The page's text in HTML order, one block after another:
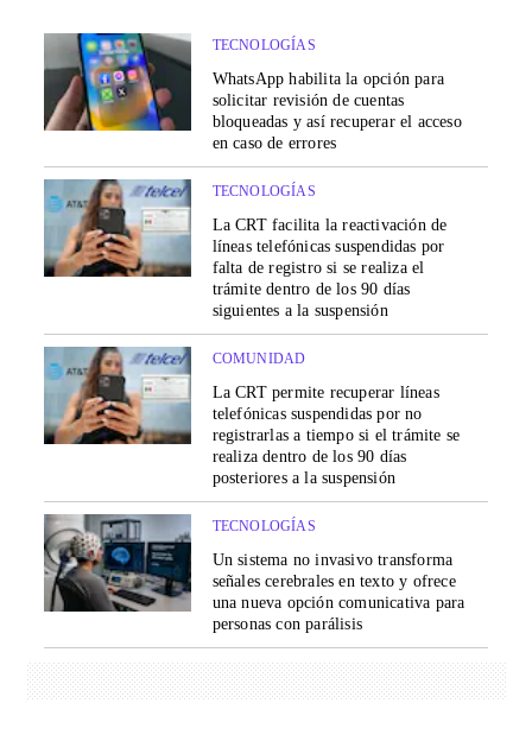
TECNOLOGÍAS
WhatsApp habilita la opción para
solicitar revisión de cuentas
bloqueadas y así recuperar el acceso
en caso de errores
TECNOLOGÍAS
La CRT facilita la reactivación de
líneas telefónicas suspendidas por
falta de registro si se realiza el
trámite dentro de los 90 días
siguientes a la suspensión
COMUNIDAD
La CRT permite recuperar líneas
telefónicas suspendidas por no
registrarlas a tiempo si el trámite se
realiza dentro de los 90 días
posteriores a la suspensión
TECNOLOGÍAS
Un sistema no invasivo transforma
señales cerebrales en texto y ofrece
una nueva opción comunicativa para
personas con parálisis